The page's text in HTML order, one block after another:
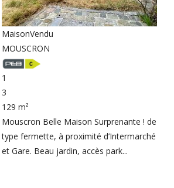
MaisonVendu
MOUSCRON
1
3
129 m²
Mouscron Belle Maison Surprenante ! de
type fermette, à proximité d’Intermarché
et Gare. Beau jardin, accès park...